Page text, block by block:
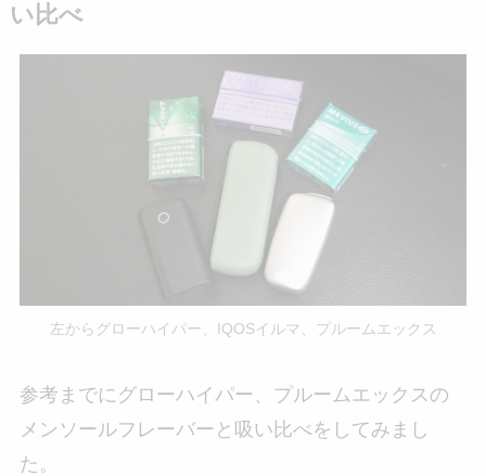
い比べ
左からグローハイパー、IQOSイルマ、プルームエックス
参考までにグローハイパー、プルームエックスの
メンソールフレーバーと吸い比べをしてみまし
た。